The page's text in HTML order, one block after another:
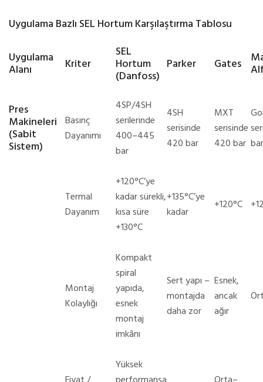
Uygulama Bazlı SEL Hortum Karşılaştırma Tablosu
Uygulama
Alanı Kriter
SEL
Hortum
(Danfoss)
Parker Gates
Pres
Makineleri
(Sabit
Sistem)
Basınç
Dayanımı
4SP/4SH
serilerinde
400–445
bar
4SH
serisinde
420 bar
MXT
serisinde
420 bar bar
Termal
Dayanım
+120°C’ye
kadar sürekli,
kısa süre
+130°C
+135°C’ye
kadar
+120°C
Montaj
Kolaylığı
Kompakt
spiral
yapıda,
esnek
montaj
imkânı
Sert yapı –
montajda
daha zor
Esnek,
ancak
ağır
Yüksek